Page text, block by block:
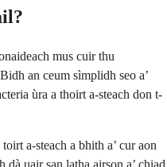
mus cuir thu
an ceum sìmplidh seo a’
ùra a thoirt a-steach don t-
a-steach a bhith a’ cur aon